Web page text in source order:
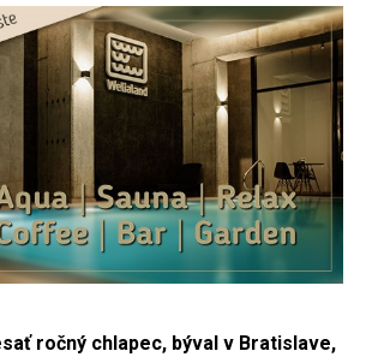
ročný chlapec, býval v Bratislave,